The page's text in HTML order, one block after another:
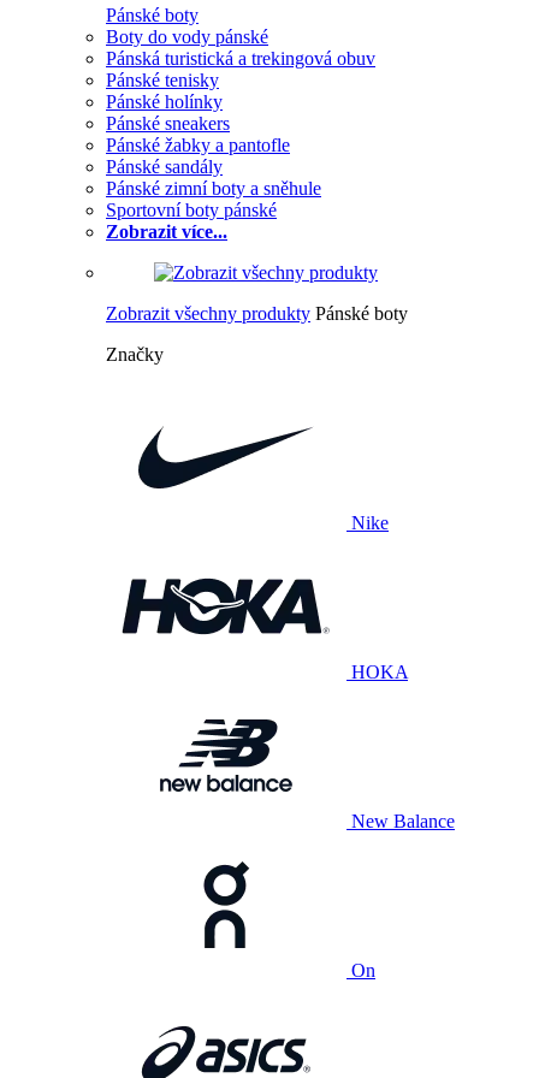
Pánské boty
Boty do vody pánské
Pánská turistická a trekingová obuv
Pánské tenisky
Pánské holínky
Pánské sneakers
Pánské žabky a pantofle
Pánské sandály
Pánské zimní boty a sněhule
Sportovní boty pánské
Zobrazit více...
Zobrazit všechny produkty Pánské boty
Značky
Nike
HOKA
New Balance
On